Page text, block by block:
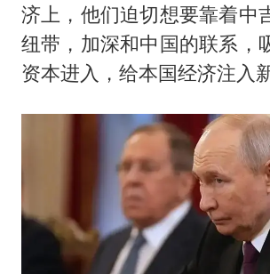
济上，他们迫切想要靠着中
纽带，加深和中国的联系，
资本进入，给本国经济注入